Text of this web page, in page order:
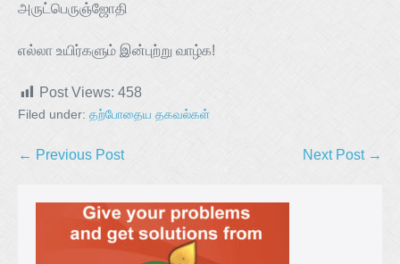
அருட்பெருஞ்ஜோதி
எல்லா உயிர்களும் இன்புற்று வாழ்க!
Post Views: 458
Filed under: தற்போதைய தகவல்கள்
← Previous Post Next Post →